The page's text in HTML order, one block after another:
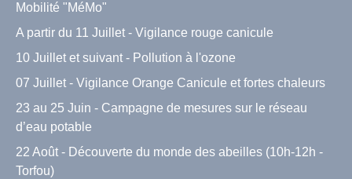
Mobilité "MéMo"
A partir du 11 Juillet - Vigilance rouge canicule
10 Juillet et suivant - Pollution à l'ozone
07 Juillet - Vigilance Orange Canicule et fortes chaleurs
23 au 25 Juin - Campagne de mesures sur le réseau
d’eau potable
22 Août - Découverte du monde des abeilles (10h-12h -
Torfou)